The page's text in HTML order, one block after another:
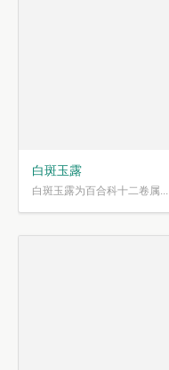
白斑玉露
白斑玉露为百合科十二卷属...